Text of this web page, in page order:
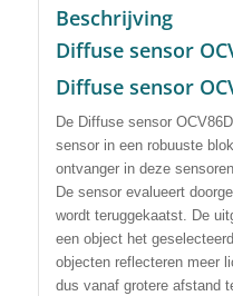
Beschrijving
Diffuse sensor
Diffuse sensor
De Diffuse sensor
sensor in een robuuste
ontvanger in deze
De sensor evalueert
wordt teruggekaatst. De
een object het
objecten reflecteren meer
dus vanaf grotere afstand